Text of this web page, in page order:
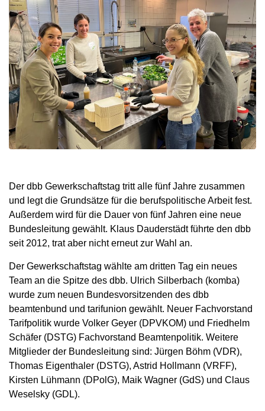
Der dbb Gewerkschaftstag tritt alle fünf Jahre zusammen
und legt die Grundsätze für die berufspolitische Arbeit fest.
Außerdem wird für die Dauer von fünf Jahren eine neue
Bundesleitung gewählt. Klaus Dauderstädt führte den dbb
seit 2012, trat aber nicht erneut zur Wahl an.
Der Gewerkschaftstag wählte am dritten Tag ein neues
Team an die Spitze des dbb. Ulrich Silberbach (komba)
wurde zum neuen Bundesvorsitzenden des dbb
beamtenbund und tarifunion gewählt. Neuer Fachvorstand
Tarifpolitik wurde Volker Geyer (DPVKOM) und Friedhelm
Schäfer (DSTG) Fachvorstand Beamtenpolitik. Weitere
Mitglieder der Bundesleitung sind: Jürgen Böhm (VDR),
Thomas Eigenthaler (DSTG), Astrid Hollmann (VRFF),
Kirsten Lühmann (DPolG), Maik Wagner (GdS) und Claus
Weselsky (GDL).